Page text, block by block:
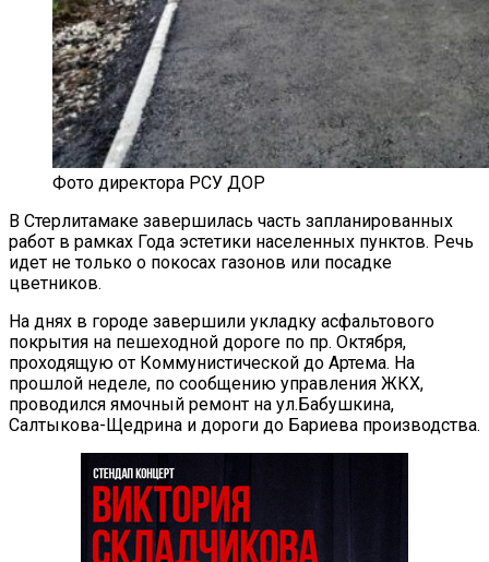
Фото директора РСУ ДОР
В Стерлитамаке завершилась часть запланированных
работ в рамках Года эстетики населенных пунктов. Речь
идет не только о покосах газонов или посадке
цветников.
На днях в городе завершили укладку асфальтового
покрытия на пешеходной дороге по пр. Октября,
проходящую от Коммунистической до Артема. На
прошлой неделе, по сообщению управления ЖКХ,
проводился ямочный ремонт на ул.Бабушкина,
Салтыкова-Щедрина и дороги до Бариева производства.